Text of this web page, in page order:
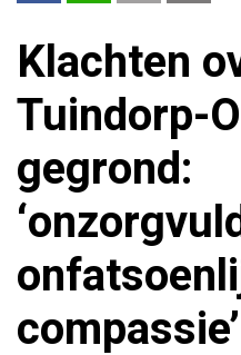
Klachten
Tuindorp-
gegrond:
compassie’